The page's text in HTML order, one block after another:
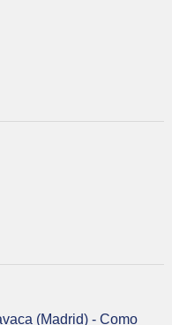
(Madrid) - Como